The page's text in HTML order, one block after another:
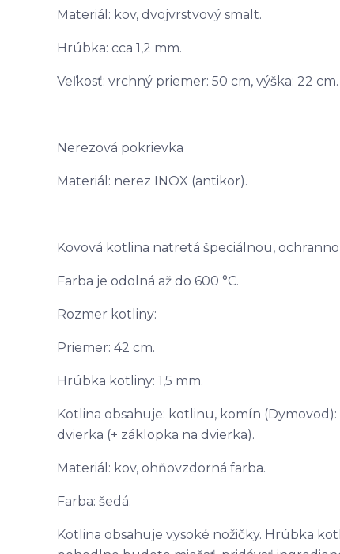
Materiál: kov, dvojvrstvový smalt.
Hrúbka: cca 1,2 mm.
Veľkosť: vrchný priemer: 50 cm, výška: 22 cm.
Nerezová pokrievka
Materiál: nerez INOX (antikor).
Kovová kotlina natretá špeciálnou,
Farba je odolná až do 600 °C.
Rozmer kotliny:
Priemer: 42 cm.
Hrúbka kotliny: 1,5 mm.
Kotlina obsahuje: kotlinu, komín
dvierka (+ záklopka na dvierka).
Materiál: kov, ohňovzdorná farba.
Farba: šedá.
Kotlina obsahuje vysoké nožičky. Hrúbka